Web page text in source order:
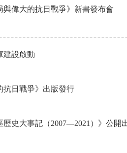
偉大的抗日戰爭》新書發布會
建設啟動
抗日戰爭》出版發行
歷史大事記（2007—2021）》公開